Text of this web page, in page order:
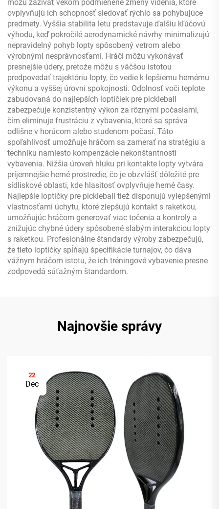
môžu zažívať vekom podmienené zmeny videnia, ktoré
ovplyvňujú ich schopnosť sledovať rýchlo sa pohybujúce
predmety. Vyššia stabilita letu predstavuje ďalšiu kľúčovú
výhodu, keď pokročilé aerodynamické návrhy minimalizujú
nepravidelný pohyb lopty spôsobený vetrom alebo
výrobnými nesprávnosťami. Hráči môžu vykonávať
presnejšie údery, pretože môžu s väčšou istotou
predpovedať trajektóriu lopty, čo vedie k lepšiemu hernému
výkonu a vyššej úrovni spokojnosti. Odolnosť voči teplote
zabudovaná do najlepších loptičiek pre pickleball
zabezpečuje konzistentný výkon za rôznymi počasiami,
čím eliminuje frustráciu z vybavenia, ktoré sa správa
odlišne v horúcom alebo studenom počasí. Táto
spoľahlivosť umožňuje hráčom sa zamerať na stratégiu a
techniku namiesto kompenzácie nekonštantnosti
vybavenia. Nižšia úroveň hluku pri kontakte lopty vytvára
príjemnejšie herné prostredie, čo je obzvlášť dôležité pre
sídliskové oblasti, kde hlasitosť ovplyvňuje herné časy.
Najlepšie loptičky pre pickleball tiež disponujú vylepšenými
vlastnosťami úchytu, ktoré zlepšujú kontakt s raketkou,
umožňujúc hráčom generovať viac točenia a kontroly a
znižujúc chybné údery spôsobené slabým interakciou lopty
s raketkou. Profesionálne štandardy výroby zabezpečujú,
že tieto loptičky spĺňajú špecifikácie turnajov, čo dáva
vážnym hráčom istotu, že ich tréningové vybavenie presne
zodpovedá súťažným štandardom.
Najnovšie správy
22
Dec